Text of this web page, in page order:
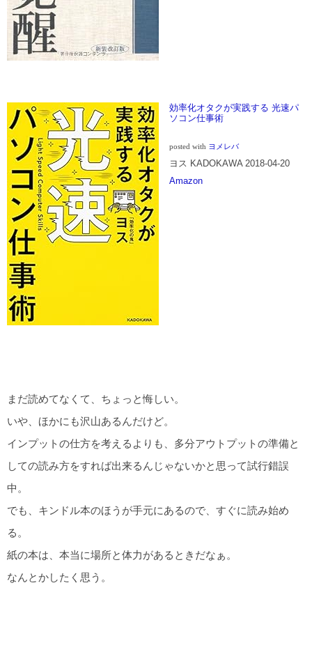
効率化オタクが実践する 光速パ
ソコン仕事術
posted with ヨメレバ
ヨス KADOKAWA 2018-04-20
Amazon
まだ読めてなくて、ちょっと悔しい。
いや、ほかにも沢山あるんだけど。
インプットの仕方を考えるよりも、多分アウトプットの準備と
しての読み方をすれば出来るんじゃないかと思って試行錯誤
中。
でも、キンドル本のほうが手元にあるので、すぐに読み始め
る。
紙の本は、本当に場所と体力があるときだなぁ。
なんとかしたく思う。